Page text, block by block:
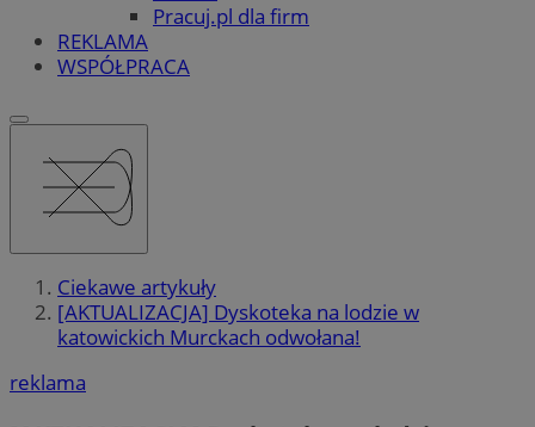
Pracuj.pl dla firm
REKLAMA
WSPÓŁPRACA
Ciekawe artykuły
[AKTUALIZACJA] Dyskoteka na lodzie w
katowickich Murckach odwołana!
reklama